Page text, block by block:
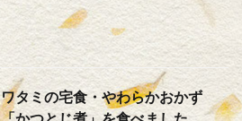
ワタミの宅食・やわらかおかず